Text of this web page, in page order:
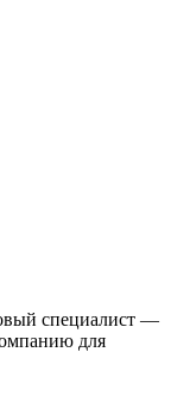
специалист —
для